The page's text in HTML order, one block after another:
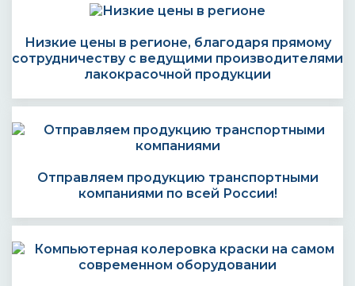
Низкие цены в регионе, благодаря прямому
сотрудничеству с ведущими производителями
лакокрасочной продукции
Отправляем продукцию транспортными
компаниями по всей России!